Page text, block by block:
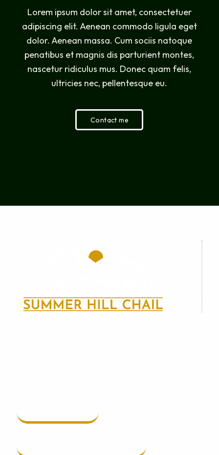
Lorem ipsum dolor sit amet, consectetuer
adipiscing elit. Aenean commodo ligula eget
dolor. Aenean massa. Cum sociis natoque
penatibus et magnis dis parturient montes,
nascetur ridiculus mus. Donec quam felis,
ultricies nec, pellentesque eu.
Contact me